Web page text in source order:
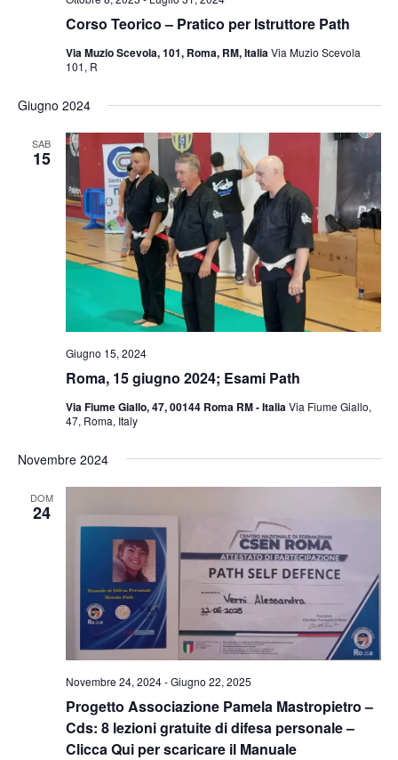
Corso Teorico – Pratico per Istruttore Path
Via Muzio Scevola, 101, Roma, RM, ItaliaVia Muzio Scevola
101, R
Giugno 2024
SAB
15
Roma, 15 giugno 2024; Esami Path
Giugno 15, 2024
Via Fiume Giallo, 47, 00144 Roma RM - ItaliaVia Fiume Giallo,
47, Roma, Italy
Novembre 2024
DOM
24
Progetto Associazione Pamela Mastropietro –
Cds: 8 lezioni gratuite di difesa personale –
Clicca Qui per scaricare il Manuale
Novembre 24, 2024-Giugno 22, 2025